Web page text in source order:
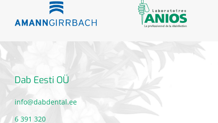
Dab Eesti OÜ
info@dabdental.ee
6 391 320